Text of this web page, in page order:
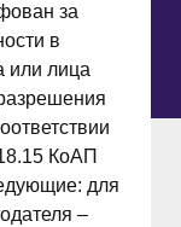
за
в
или лица
КоАП
для
–